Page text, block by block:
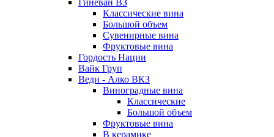
Гиневан ВЗ
Классические вина
Большой объем
Сувенирные вина
Фруктовые вина
Гордость Нации
Вайк Груп
Веди - Алко ВКЗ
Виноградные вина
Классические
Большой объем
Фруктовые вина
В керамике